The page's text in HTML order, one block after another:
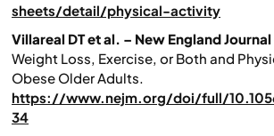
sheets/detail/physical-activity
Villareal DT et al. – New England
Weight Loss, Exercise, or Both and
Obese Older Adults.
https://www.nejm.org/doi/full/
34